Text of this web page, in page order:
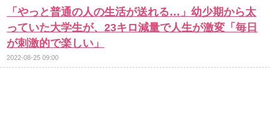
「やっと普通の人の生活が送れる…」幼少期から太
っていた大学生が、23キロ減量で人生が激変「毎日
が刺激的で楽しい」
2022-08-25 09:00